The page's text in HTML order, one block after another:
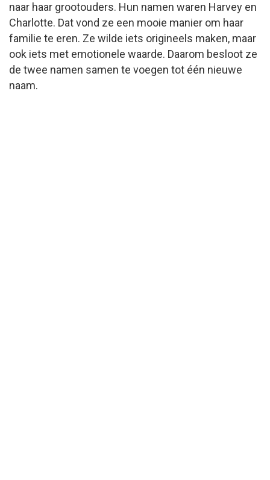
naar haar grootouders. Hun namen waren Harvey en
Charlotte. Dat vond ze een mooie manier om haar
familie te eren. Ze wilde iets origineels maken, maar
ook iets met emotionele waarde. Daarom besloot ze
de twee namen samen te voegen tot één nieuwe
naam.